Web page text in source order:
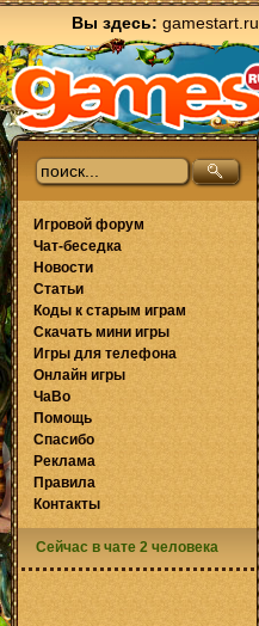
Вы здесь: gamestart.ru
Игровой форум
Чат-беседка
Новости
Статьи
Коды к старым играм
Скачать мини игры
Игры для телефона
Онлайн игры
ЧаВо
Помощь
Спасибо
Реклама
Правила
Контакты
Сейчас в чате 2 человека